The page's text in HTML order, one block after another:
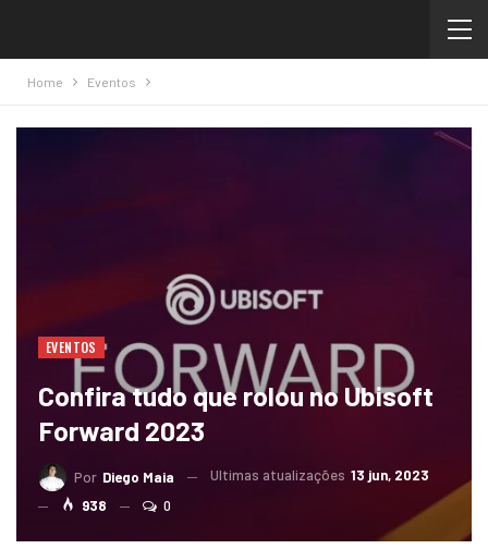
Home Eventos
EVENTOS
Confira tudo que rolou no Ubisoft
Forward 2023
Por Diego Maia Ultimas atualizações 13 jun, 2023
938
0